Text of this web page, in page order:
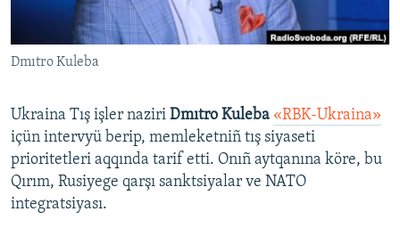
RFE/RS bütün saytları
Dmıtro Kuleba
Ukraina Tış işler naziri Dmıtro Kuleba «RBK-Ukraina»
içün intervyü berip, memleketniñ tış siyaseti
prioritetleri aqqında tarif etti. Onıñ aytqanına köre, bu
Qırım, Rusiyege qarşı sanktsiyalar ve NATO
integratsiyası.